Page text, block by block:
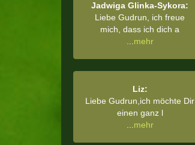
Jadwiga Glinka-Sykora:
Liebe Gudrun, ich freue
mich, dass ich dich a
mehr
Liz:
Liebe Gudrun,ich möchte Dir
einen ganz l
mehr